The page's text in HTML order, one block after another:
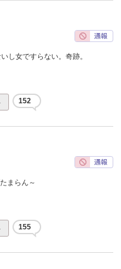
し女ですらない。奇跡。
152
まらん～
155